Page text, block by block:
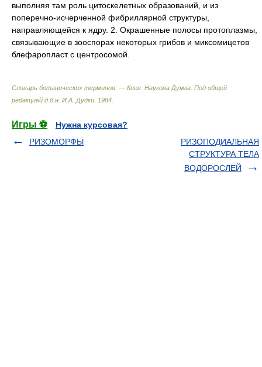
выполняя там роль цитоскелетных образований, и из
поперечно-исчерченной фибриллярной структуры,
направляющейся к ядру. 2. Окрашенные полосы протоплазмы,
связывающие в зооспорах некоторых грибов и миксомицетов
блефаропласт с центросомой.
Словарь ботанических терминов. — Киев: Наукова Думка Под общей
редакцией д.б.н. И.А. Дудки 1984
Игры ⚽
Нужна курсовая?
РИЗОМОРФЫ
РИЗОПОДИАЛЬНАЯ
СТРУКТУРА ТЕЛА
ВОДОРОСЛЕЙ